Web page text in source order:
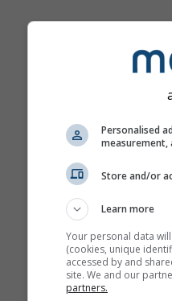
Personalised
measurement,
Store and/or
Learn more
Your personal data
(cookies, unique
accessed by and
site. We and our
partners.